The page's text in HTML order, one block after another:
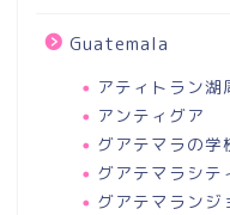
Guatemala
アティトラン湖
アンティグア
グアテマラの学
グアテマラシテ
グアテマランジ